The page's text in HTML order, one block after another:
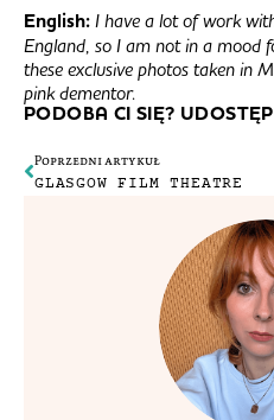
English: I have a lot of work
England, so I am not in a mood
these exclusive photos taken in
pink dementor.
PODOBA CI SIĘ?
Poprzedni artykuł
GLASGOW FILM THEATRE